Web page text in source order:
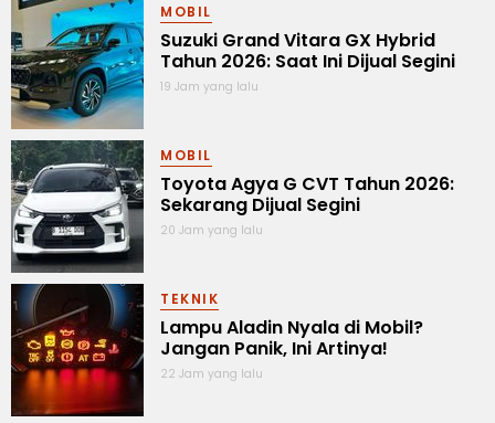
MOBIL
Suzuki Grand Vitara GX Hybrid
Tahun 2026: Saat Ini Dijual Segini
19 Jam yang lalu
MOBIL
Toyota Agya G CVT Tahun 2026:
Sekarang Dijual Segini
20 Jam yang lalu
TEKNIK
Lampu Aladin Nyala di Mobil?
Jangan Panik, Ini Artinya!
22 Jam yang lalu